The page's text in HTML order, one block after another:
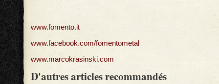
www.fomento.it
www.facebook.com/fomentometal
www.marcokrasinski.com
D'autres articles recommandés